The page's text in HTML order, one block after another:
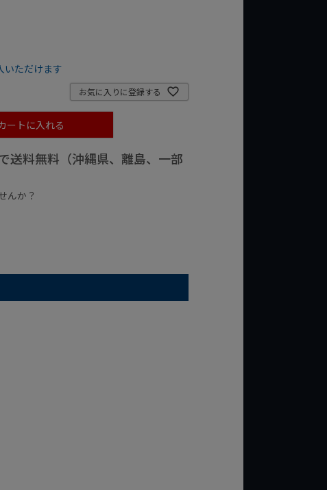
いただけます
お気に入りに登録する
ートに入れる
送料無料（沖縄県、離島、一部
んか？